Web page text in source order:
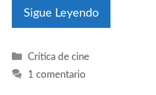
Sigue Leyendo
Categorías
Crítica de cine
1 comentario